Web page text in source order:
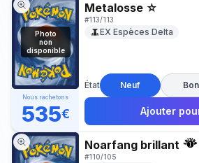
Photo
non
disponible
Nous rachetons
535€
Metalosse ☆
#113/113
EX Espèces Delta
État Neuf Bon
Ajouter
Noarfang brillant
#110/105